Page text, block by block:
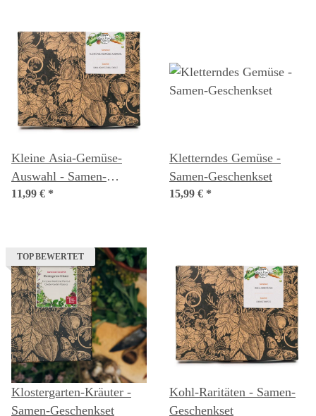
Kleine Asia-Gemüse-
Auswahl - Samen-
Geschenkset
11,99 € *
Kletterndes Gemüse -
Samen-Geschenkset
15,99 € *
TOP BEWERTET
Klostergarten-Kräuter -
Samen-Geschenkset
Kohl-Raritäten - Samen-
Geschenkset